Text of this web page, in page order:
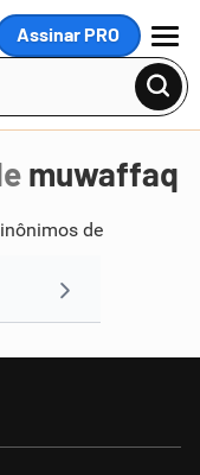
Assinar PRO
MENU
muwaffaq
de